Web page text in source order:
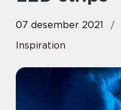
07 desember 2021
Inspiration